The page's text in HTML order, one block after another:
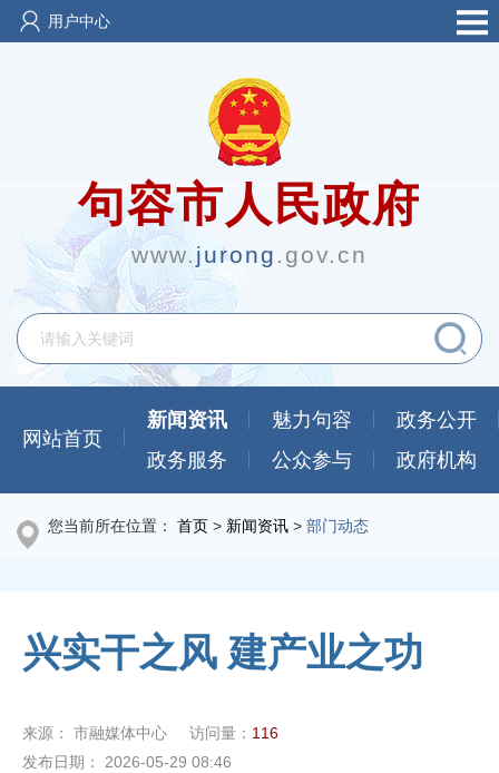
用户中心
句容市人民政府
www.jurong .gov.cn
网站首页
新闻资讯 魅力句容
政务公开
政务服务
公众参与 政府机构
您当前所在位置： 首页 > 新闻资讯 > 部门动态
兴实干之风 建产业之功
来源： 市融媒体中心 访问量： 116
发布日期：
2026-05-29 08:46